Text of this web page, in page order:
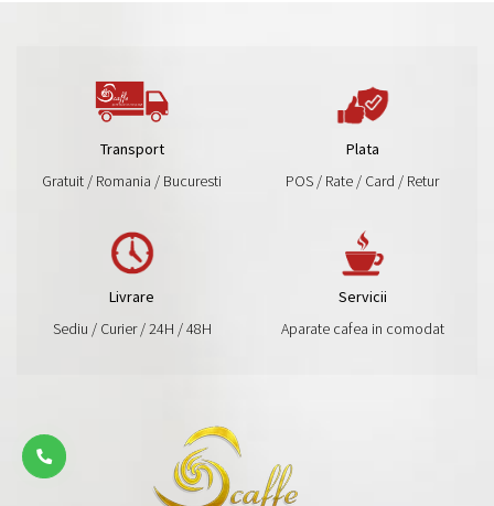
Transport
Gratuit / Romania / Bucuresti
Plata
POS / Rate / Card / Retur
Livrare
Sediu / Curier / 24H / 48H
Servicii
Aparate cafea in comodat